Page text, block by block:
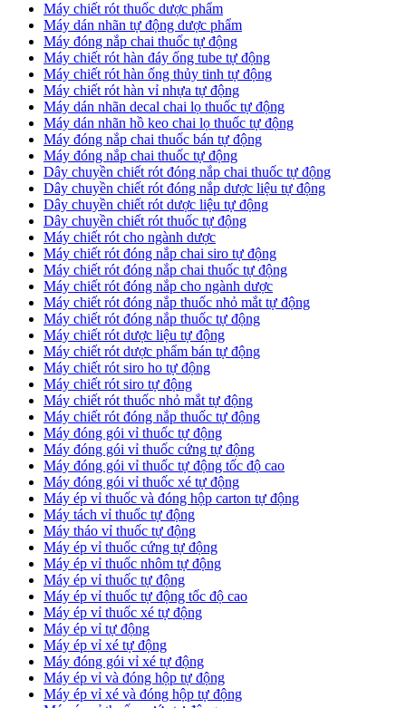
Máy chiết rót thuốc dược phẩm
Máy dán nhãn tự động dược phẩm
Máy đóng nắp chai thuốc tự động
Máy chiết rót hàn đáy ống tube tự động
Máy chiết rót hàn ống thủy tinh tự động
Máy chiết rót hàn vỉ nhựa tự động
​Máy dán nhãn decal chai lọ thuốc tự động
Máy dán nhãn hồ keo chai lọ thuốc tự động
Máy đóng nắp chai thuốc bán tự động
Máy đóng nắp chai thuốc tự động
Dây chuyền chiết rót đóng nắp chai thuốc tự động
​Dây chuyền chiết rót đóng nắp dược liệu tự động
Dây chuyền chiết rót dược liệu tự động
​Dây chuyền chiết rót thuốc tự động
Máy chiết rót cho ngành dược
​Máy chiết rót đóng nắp chai siro tự động
​Máy chiết rót đóng nắp chai thuốc tự động
​Máy chiết rót đóng nắp cho ngành dược
​Máy chiết rót đóng nắp thuốc nhỏ mắt tự động
​Máy chiết rót đóng nắp thuốc tự động
​Máy chiết rót dược liệu tự động
Máy chiết rót dược phẩm bán tự động
​Máy chiết rót siro ho tự động
​Máy chiết rót siro tự động
​Máy chiết rót thuốc nhỏ mắt tự động
​Máy chiết rót đóng nắp thuốc tự động
​Máy đóng gói vỉ thuốc tự động
Máy đóng gói vỉ thuốc cứng tự động
Máy đóng gói vỉ thuốc tự động tốc độ cao
Máy đóng gói vỉ thuốc xé tự động
​Máy ép vỉ thuốc và đóng hộp carton tự động
​Máy tách vỉ thuốc tự động
​Máy tháo vỉ thuốc tự động
​Máy ép vỉ thuốc cứng tự động
Máy ép vỉ thuốc nhôm tự động
Máy ép vỉ thuốc tự động​
​Máy ép vỉ thuốc tự động tốc độ cao
​Máy ép vỉ thuốc xé tự động
​Máy ép vỉ tự động
​Máy ép vỉ xé tự động
​Máy đóng gói vỉ xé tự động
​Máy ép vỉ và đóng hộp tự động
​Máy ép vỉ xé và đóng hộp tự động